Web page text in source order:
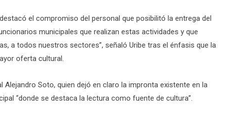
el compromiso del personal que posibilitó la entrega del
municipales que realizan estas actividades y que
a todos nuestros sectores”, señaló Uribe tras el énfasis que la
oferta cultural.
Alejandro Soto, quien dejó en claro la impronta existente en la
“donde se destaca la lectura como fuente de cultura”.